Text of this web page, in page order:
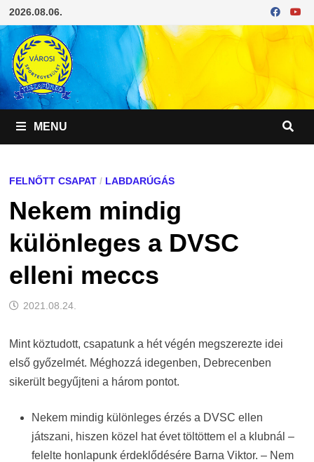
Skip
to
content
2026.08.06.
MENU
FELNŐTT CSAPAT/ LABDARÚGÁS
Nekem mindig
különleges a DVSC
elleni meccs
2021.08.24.
Mint köztudott, csapatunk a hét végén megszerezte idei
első győzelmét. Méghozzá idegenben, Debrecenben
sikerült begyűjteni a három pontot.
Nekem mindig különleges érzés a DVSC ellen
játszani, hiszen közel hat évet töltöttem el a klubnál –
felelte honlapunk érdeklődésére Barna Viktor. – Nem